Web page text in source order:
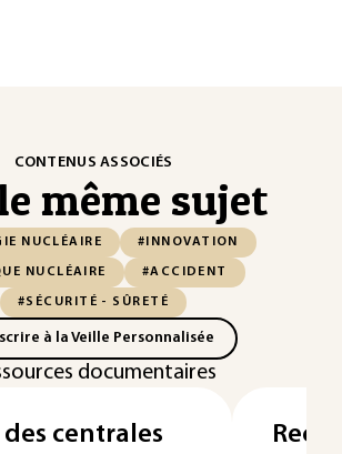
CONTENUS ASSOCIÉS
même sujet
NUCLÉAIRE #INNOVATION
NUCLÉAIRE #ACCIDENT
#SÉCURITÉ - SÛRETÉ
à la Veille Personnalisée
documentaires
centrales